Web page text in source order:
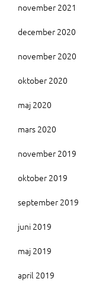
november 2021
december 2020
november 2020
oktober 2020
maj 2020
mars 2020
november 2019
oktober 2019
september 2019
juni 2019
maj 2019
april 2019